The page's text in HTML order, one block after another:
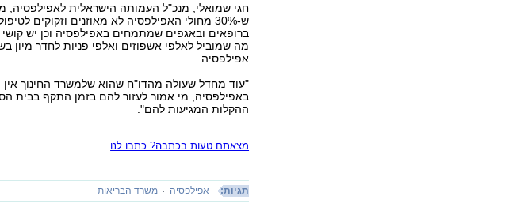
חגי שמואלי, מנכ"ל העמותה הישראלית לאפילפסיה,
ש-30% מחולי האפילפסיה לא מאוזנים וזקוקים
ברופאים ובאגפים שמתמחים באפילפסיה וכן יש
מה שמוביל לאלפי אשפוזים ואלפי פניות לחדר מיון
אפילפסיה.
"עוד מחדל שעולה מהדו"ח שהוא שלמשרד החינוך
באפילפסיה, מי אמור לעזור להם בזמן התקף בבית
ההקלות המגיעות להם".
מצאתם טעות בכתבה? כתבו לנו
תגיות: אפילפסיה משרד הבריאות